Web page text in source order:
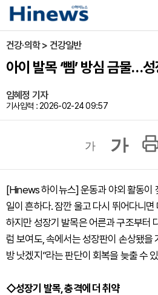
건강·의학 > 건강일반
아이 발목 ‘삠’ 방심 금물…
임혜정 기자
기사입력 : 2026-02-24 09:57
가 가
[Hinews 하이뉴스] 운동과 야외 활동이
일이 흔하다. 잠깐 울고 다시 뛰어다니
하지만 성장기 발목은 어른과 구조부터
럼 보여도, 속에서는 성장판이 손상됐을
방 낫겠지”라는 판단이 회복을 늦출 수
◇성장기 발목, 충격에 더 취약